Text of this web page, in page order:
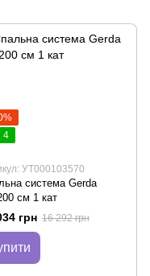
4
УТ000103570
система Gerda
см 1 кат
грн 16 292 грн